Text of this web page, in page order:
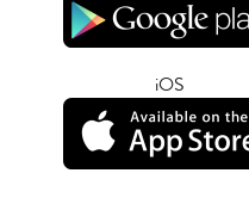
iOS